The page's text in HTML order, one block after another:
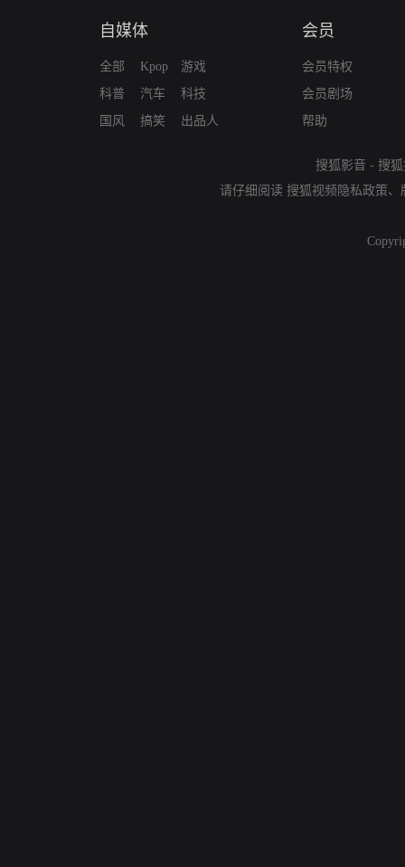
自媒体
全部
科普
国风
Kpop
汽车
搞笑
游戏
科技
出品人
会员
会员特权
会员剧场
帮助
搜狐影音 - 搜
请仔细阅读 搜狐视频隐私政策、